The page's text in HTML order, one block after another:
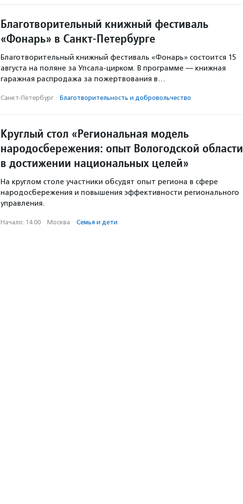
Благотворительный книжный фестиваль
«Фонарь» в Санкт-Петербурге
Благотворительный книжный фестиваль «Фонарь» состоится 15
августа на поляне за Упсала-цирком. В программе — книжная
гаражная распродажа за пожертвования в…
Санкт-Петербург · Благотвори­тель­ность и доброволь­чест­во
Круглый стол «Региональная модель
народосбережения: опыт Вологодской области
в достижении национальных целей»
На круглом столе участники обсудят опыт региона в сфере
народосбережения и повышения эффективности регионального
управления.
Начало: 14:00 · Москва · Семья и дети